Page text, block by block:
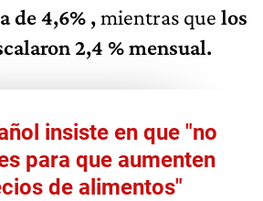
de 4,6% ,mientras que los
2,4 % mensual.
insiste en que "no
para que aumenten
de alimentos"